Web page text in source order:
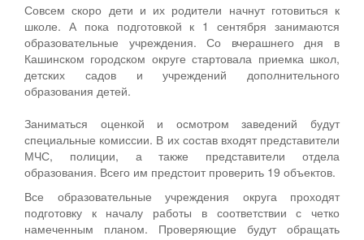
Совсем скоро дети и их родители начнут готовиться к
школе. А пока подготовкой к 1 сентября занимаются
образовательные учреждения. Со вчерашнего дня в
Кашинском городском округе стартовала приемка школ,
детских садов и учреждений дополнительного
образования детей.
Заниматься оценкой и осмотром заведений будут
специальные комиссии. В их состав входят представители
МЧС, полиции, а также представители отдела
образования. Всего им предстоит проверить 19 объектов.
Все образовательные учреждения округа проходят
подготовку к началу работы в соответствии с четко
намеченным планом. Проверяющие будут обращать